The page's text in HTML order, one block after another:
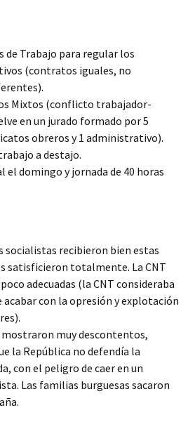
de Trabajo para regular los
(contratos iguales, no
Mixtos (conflicto trabajador-
en un jurado formado por 5
obreros y 1 administrativo).
a destajo.
el domingo y jornada de 40 horas
socialistas recibieron bien estas
satisficieron totalmente. La CNT
adecuadas (la CNT consideraba
con la opresión y explotación
muy descontentos,
la República no defendía la
con el peligro de caer en un
Las familias burguesas sacaron